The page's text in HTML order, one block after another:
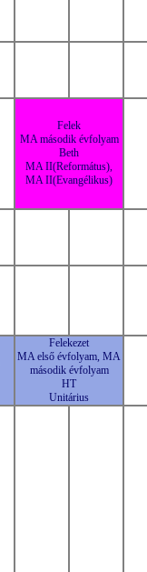
Felek
MA második évfolyam
Beth
MA II(Református),
MA II(Evangélikus)
Felekezet
MA első évfolyam, MA
második évfolyam
HT
Unitárius